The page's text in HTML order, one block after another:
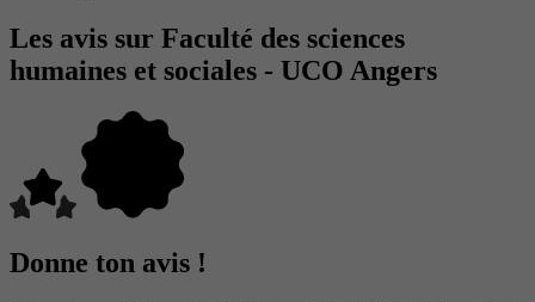
Les avis sur Faculté des sciences
humaines et sociales - UCO Angers
Donne ton avis !